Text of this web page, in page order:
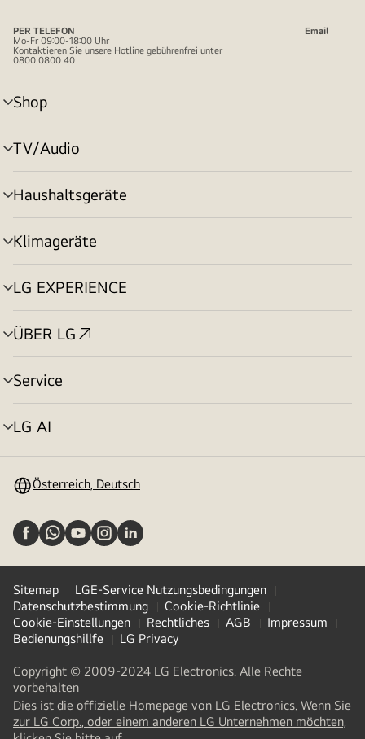
PER TELEFON
Email
Mo-Fr 09:00-18:00 Uhr
Kontaktieren Sie unsere Hotline gebührenfrei unter
0800 0800 40
Shop
Menü
umschalten
TV/Audio
Menü
umschalten
Haushaltsgeräte
Menü
umschalten
Klimageräte
Menü
umschalten
LG EXPERIENCE
Menü
umschalten
ÜBER LG
Menü
umschalten
Service
Menü
umschalten
LG AI
Menü
Österreich, Deutsch
Sitemap
LGE-Service Nutzungsbedingungen
Datenschutzbestimmung
Cookie-Richtlinie
Cookie-Einstellungen
Rechtliches AGB
Impressum
Bedienungshillfe
LG Privacy
Copyright © 2009-2024 LG Electronics. Alle Rechte
vorbehalten
Dies ist die offizielle Homepage von LG Electronics. Wenn Sie
zur LG Corp., oder einem anderen LG Unternehmen möchten,